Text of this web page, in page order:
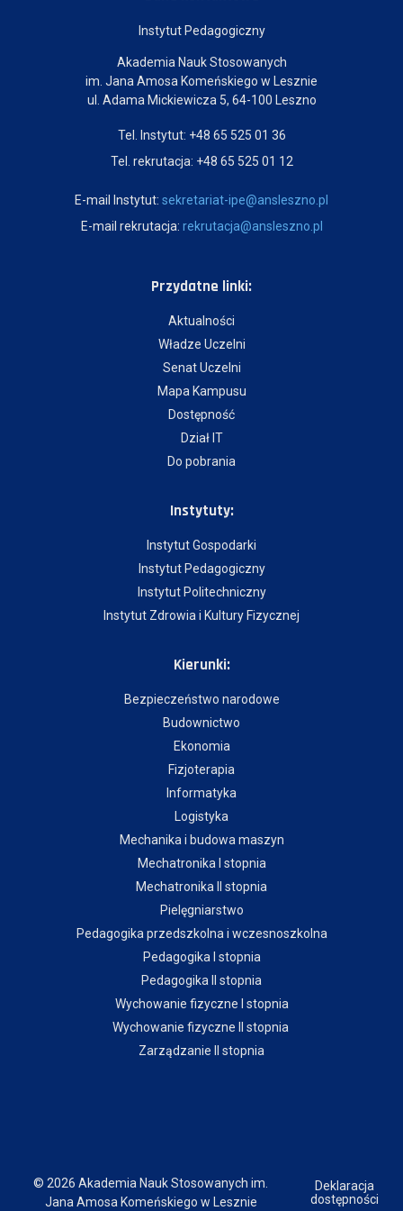
Instytut Pedagogiczny
Akademia Nauk Stosowanych
im. Jana Amosa Komeńskiego w Lesznie
ul. Adama Mickiewicza 5, 64-100 Leszno
Tel. Instytut: +48 65 525 01 36
Tel. rekrutacja: +48 65 525 01 12
E-mail Instytut: sekretariat-ipe@ansleszno.pl
E-mail rekrutacja: rekrutacja@ansleszno.pl
Przydatne linki:
Aktualności
Władze Uczelni
Senat Uczelni
Mapa Kampusu
Dostępność
Dział IT
Do pobrania
Instytuty:
Instytut Gospodarki
Instytut Pedagogiczny
Instytut Politechniczny
Instytut Zdrowia i Kultury Fizycznej
Kierunki:
Bezpieczeństwo narodowe
Budownictwo
Ekonomia
Fizjoterapia
Informatyka
Logistyka
Mechanika i budowa maszyn
Mechatronika I stopnia
Mechatronika II stopnia
Pielęgniarstwo
Pedagogika przedszkolna i wczesnoszkolna
Pedagogika I stopnia
Pedagogika II stopnia
Wychowanie fizyczne I stopnia
Wychowanie fizyczne II stopnia
Zarządzanie II stopnia
© 2026 Akademia Nauk Stosowanych im.
Jana Amosa Komeńskiego w Lesznie
Deklaracja
dostępności